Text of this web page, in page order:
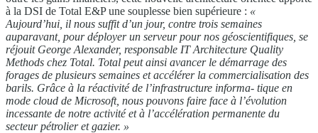
à la DSI de Total E&P une souplesse bien supérieure : «
Aujourd’hui, il nous suffit d’un jour, contre trois semaines
auparavant, pour déployer un serveur pour nos géoscientifiques, se
réjouit George Alexander, responsable IT Architecture Quality
Methods chez Total. Total peut ainsi avancer le démarrage des
forages de plusieurs semaines et accélérer la commercialisation des
barils. Grâce à la réactivité de l’infrastructure informa- tique en
mode cloud de Microsoft, nous pouvons faire face à l’évolution
incessante de notre activité et à l’accélération permanente du
secteur pétrolier et gazier. »